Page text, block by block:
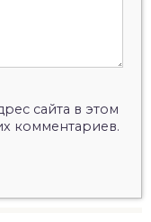
сайта в этом
комментариев.